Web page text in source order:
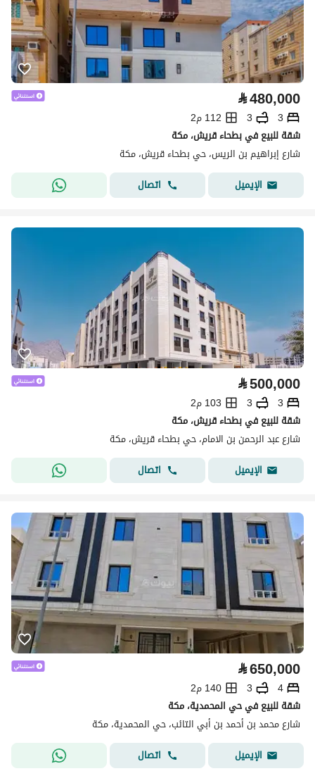
⃁480,000
3
3
112 م2
شقة للبيع في بطحاء قريش، مكة
شارع إبراهيم بن الريس، حي بطحاء قريش، مكة
الإيميل
اتصال
⃁500,000
3
3
103 م2
شقة للبيع في بطحاء قريش، مكة
شارع عبد الرحمن بن الامام، حي بطحاء قريش، مكة
الإيميل
اتصال
⃁650,000
4
3
140 م2
شقة للبيع في حي المحمدية، مكة
شارع محمد بن أحمد بن أبي التائب، حي المحمدية، مكة
الإيميل
اتصال